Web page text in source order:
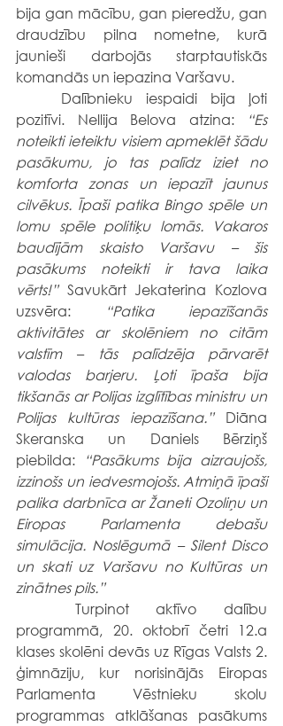
bija gan mācību, gan pieredžu, gan
draudzību pilna nometne, kurā
jaunieši darbojās starptautiskās
komandās un iepazina Varšavu.
pozitīvi. Nellija Belova atzina:
“Es
noteikti ieteiktu visiem apmeklēt šādu
pasākumu, jo tas palīdz iziet no
komforta zonas un iepazīt jaunus
cilvēkus. Īpaši patika Bingo spēle un
lomu spēle politiķu lomās. Vakaros
baudījām skaisto Varšavu – šis
pasākums noteikti ir tava laika
vērts!” Savukārt Jekaterina Kozlova
uzsvēra:
“Patika iepazīšanās
aktivitātes ar skolēniem no citām
valstīm – tās palīdzēja pārvarēt
valodas barjeru. Ļoti īpaša bija
tikšanās ar Polijas izglītības ministru un
Polijas kultūras iepazīšana.” Diāna
Skeranska un Daniels Bērziņš
piebilda:
“Pasākums bija aizraujošs,
izzinošs un iedvesmojošs. Atmiņā īpaši
palika darbnīca ar Žaneti Ozoliņu un
Eiropas Parlamenta debašu
simulācija. Noslēgumā – Silent Disco
un skati uz Varšavu no Kultūras un
zinātnes pils.”
programmā, 20. oktobrī četri 12.a
klases skolēni devās uz Rīgas Valsts 2.
ģimnāziju, kur norisinājās Eiropas
Parlamenta Vēstnieku skolu
programmas atklāšanas pasākums